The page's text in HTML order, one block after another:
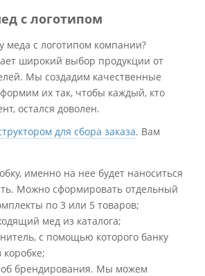
с логотипом
меда с логотипом компании?
широкий выбор продукции от
Мы создадим качественные
их так, чтобы каждый, кто
остался доволен.
для сбора заказа. Вам
именно на нее будет наноситься
Можно сформировать отдельный
по 3 или 5 товаров;
мед из каталога;
с помощью которого банку
брендирования. Мы можем